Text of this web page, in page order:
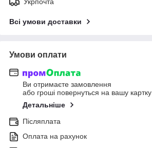
Всі умови доставки
Умови оплати
Ви отримаєте замовлення
або гроші повернуться на вашу картку
Детальніше
Післяплата
Оплата на рахунок